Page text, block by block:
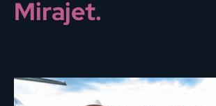
Mirajet.